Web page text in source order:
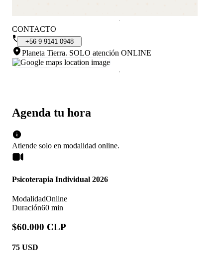
Agenda tu hora
Atiende solo en modalidad online.
Psicoterapia Individual 2026
ModalidadOnline
Duración60 min
$60.000 CLP
75 USD
CONTACTO
+56 9 9141 0948
Planeta Tierra. SOLO atención ONLINE